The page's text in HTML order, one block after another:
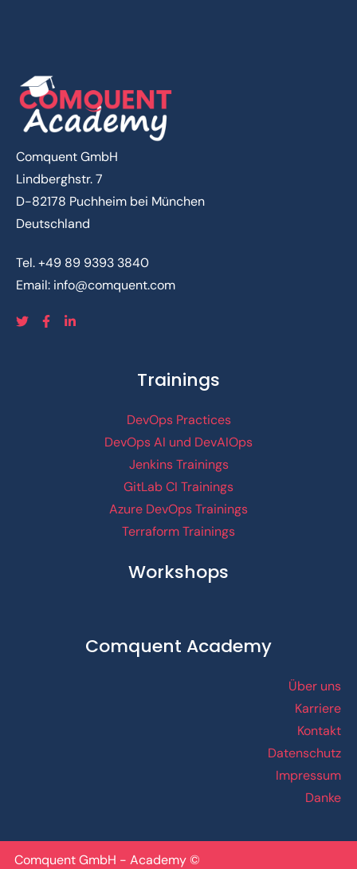
Comquent GmbH
Lindberghstr. 7
D-82178 Puchheim bei München
Deutschland
Tel.+49 89 9393 3840
Email: info@comquent.com
Trainings
DevOps Practices
DevOps AI und DevAIOps
Jenkins Trainings
GitLab CI Trainings
Azure DevOps Trainings
Terraform Trainings
Workshops
Comquent Academy
Über uns
Karriere
Kontakt
Datenschutz
Impressum
Danke
Comquent GmbH - Academy ©